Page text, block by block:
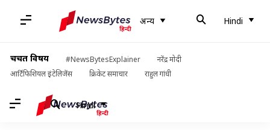
अन्य Hindi
चर्चित विषय #NewsBytesExplainer
नरेंद्र मोदी
आर्टिफिशियल इंटेलिजेंस
क्रिकेट समाचार राहुल गांधी
Hindi